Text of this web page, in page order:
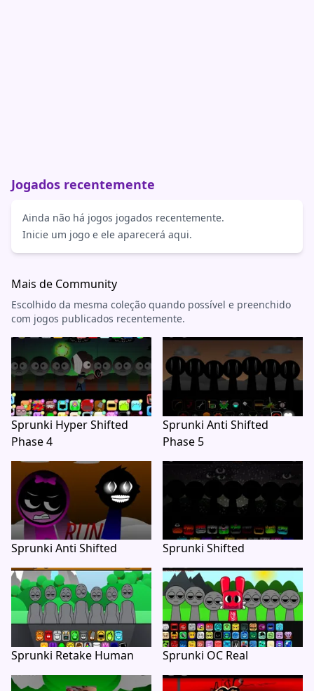
Jogados recentemente
Ainda não há jogos jogados recentemente.
Inicie um jogo e ele aparecerá aqui.
Mais de Community
Escolhido da mesma coleção quando possível e preenchido
com jogos publicados recentemente.
Sprunki Hyper Shifted
Phase 4
Sprunki Anti Shifted
Phase 5
Sprunki Anti Shifted Sprunki Shifted
Sprunki Retake Human Sprunki OC Real